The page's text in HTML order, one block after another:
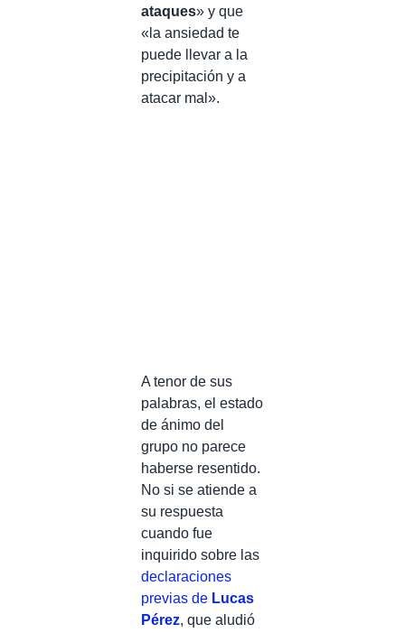
ataques» y que
«la ansiedad te
puede llevar a la
precipitación y a
atacar mal».
A tenor de sus
palabras, el estado
de ánimo del
grupo no parece
haberse resentido.
No si se atiende a
su respuesta
cuando fue
inquirido sobre las
declaraciones
previas de Lucas
Pérez, que aludió